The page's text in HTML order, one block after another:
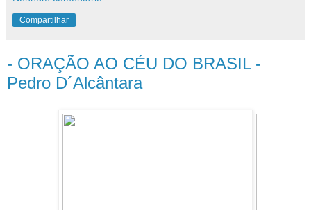
Compartilhar
- ORAÇÃO AO CÉU DO BRASIL -
Pedro D´Alcântara